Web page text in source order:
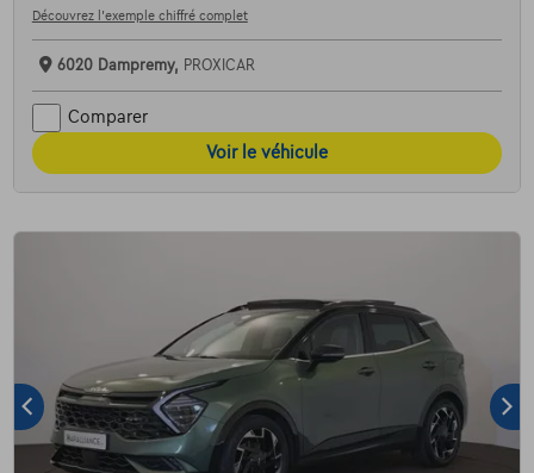
Découvrez l’exemple chiffré complet
6020 Dampremy, PROXICAR
Comparer
Voir le véhicule